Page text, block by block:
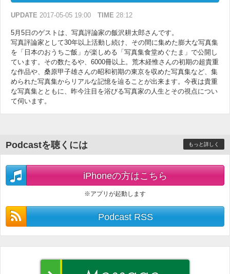
UPDATE 2017-05-05 19:00 TIME 28:12
5月5日のゲストは、写真評論家の飯沢耕太郎さんです。
写真評論家として30年以上活動し続け、その間に集めた膨大な写真集
を「日本のおうちご飯」が楽しめる「写真集食堂めぐたま」で公開し
ています。その数たるや、6000冊以上。荒木経惟さんの初期の超貴重
な作品や、桑原甲子雄さんの昭和初期の東京を収めた写真集など、集
められた写真集からリアルな記憶を辿ることが出来ます。今夜は貴重
な写真集とともに、昨今注目を浴びる写真家の人生とその視点につい
て伺います。
Podcastを聴くには もっと詳しく
iPhoneの方はこちら
※アプリが起動します
Podcast RSS